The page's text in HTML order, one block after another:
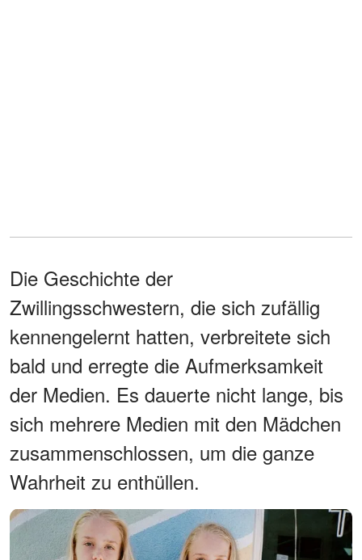
Die Geschichte der
Zwillingsschwestern, die sich zufällig
kennengelernt hatten, verbreitete sich
bald und erregte die Aufmerksamkeit
der Medien. Es dauerte nicht lange, bis
sich mehrere Medien mit den Mädchen
zusammenschlossen, um die ganze
Wahrheit zu enthüllen.